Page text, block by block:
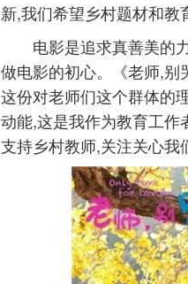
新,我们希望乡村题材和教
电影是追求真善美的
做电影的初心。《老师,
这份对老师们这个群体的
动能,这是我作为教育工作
支持乡村教师,关注关心我